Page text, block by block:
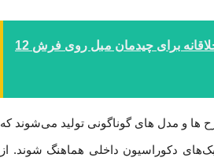
ایده‌ های خلاقانه برای چیدمان مبل روی فرش 12
ها و مدل های گوناگونی تولید می‌شوند که
دکوراسیون داخلی هماهنگ شوند. از